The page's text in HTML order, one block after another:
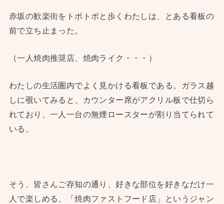
赤坂の歓楽街をトボトボと歩くわたしは、とある看板の
前で立ち止まった。
（一人焼肉推奨店、焼肉ライク・・・）
わたしの生活圏内でよく見かける看板である。ガラス越
しに覗いてみると、カウンター席がアクリル板で仕切ら
れており、一人一台の無煙ロースターが割り当てられて
いる。
そう、皆さんご存知の通り、好きな部位を好きなだけ一
人で楽しめる、「焼肉ファストフード店」というジャン